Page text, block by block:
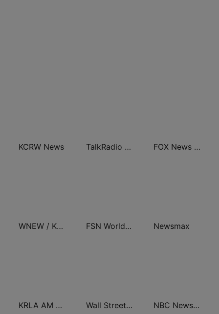
KCRW News TalkRadio 790 KABC FOX News Radio
WNEW / KKSF Bloomberg 960 and 103.7 HD2 FSN World News Newsmax
KRLA AM 870 The Answer Wall Street Business Network KDOW 1220 AM NBC News Now